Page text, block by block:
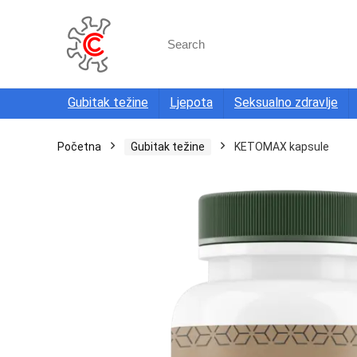
for:
Gubitak težine Ljepota Seksualno zdravlje
Početna Gubitak težine KETOMAX kapsule